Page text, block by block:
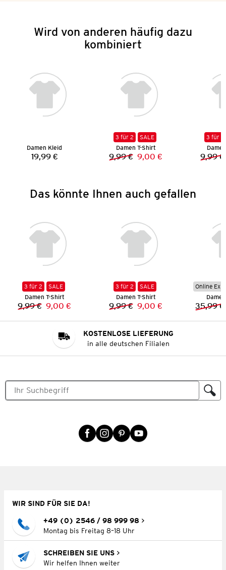
Wird von anderen häufig dazu
kombiniert
Damen Kleid
Preis:
19,99 €
3 für 2
SALE
Damen T-Shirt
Vorheriger Preis:
9,99 € Neuer Preis:
9,00 €
3 für 2
9,99 €
Das könnte Ihnen auch gefallen
3 für 2
SALE
Damen T-Shirt
Vorheriger Preis:
9,99 € Neuer Preis:
9,00 €
3 für 2
SALE
Damen T-Shirt
Vorheriger Preis:
9,99 € Neuer Preis:
9,00 €
Online
35,99 €
KOSTENLOSE LIEFERUNG
in alle deutschen Filialen
WIR SIND FÜR SIE DA!
+49 (0) 2546 / 98 999 98
Montag bis Freitag 8–18 Uhr
SCHREIBEN SIE UNS
Wir helfen Ihnen weiter